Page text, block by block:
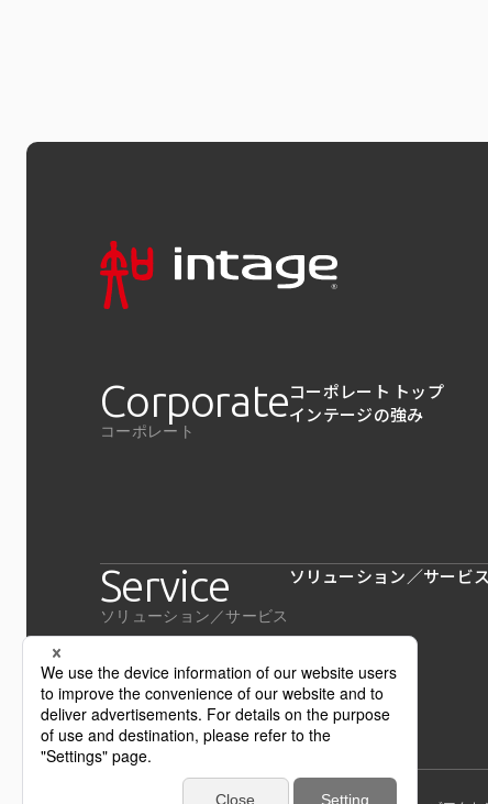
Corporate
コーポレート
コーポレート トップ
インテージの強み
Service
ソリューション／サービス
ソリューション／サービ